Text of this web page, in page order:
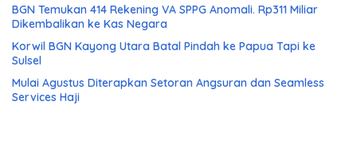
BGN Temukan 414 Rekening VA SPPG Anomali. Rp311 Miliar
Dikembalikan ke Kas Negara
Korwil BGN Kayong Utara Batal Pindah ke Papua Tapi ke
Sulsel
Mulai Agustus Diterapkan Setoran Angsuran dan Seamless
Services Haji